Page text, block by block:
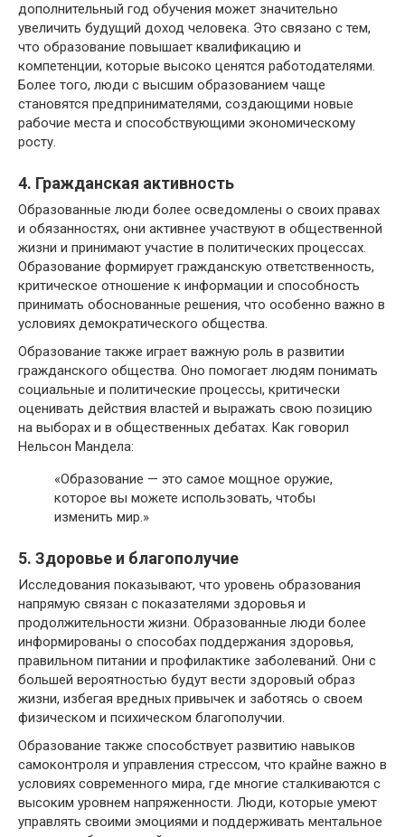
дополнительный год обучения может значительно
увеличить будущий доход человека. Это связано с тем,
что образование повышает квалификацию и
компетенции, которые высоко ценятся работодателями.
Более того, люди с высшим образованием чаще
становятся предпринимателями, создающими новые
рабочие места и способствующими экономическому
росту.
4. Гражданская активность
Образованные люди более осведомлены о своих правах
и обязанностях, они активнее участвуют в общественной
жизни и принимают участие в политических процессах.
Образование формирует гражданскую ответственность,
критическое отношение к информации и способность
принимать обоснованные решения, что особенно важно в
условиях демократического общества.
Образование также играет важную роль в развитии
гражданского общества. Оно помогает людям понимать
социальные и политические процессы, критически
оценивать действия властей и выражать свою позицию
на выборах и в общественных дебатах. Как говорил
Нельсон Мандела:
«Образование — это самое мощное оружие,
которое вы можете использовать, чтобы
изменить мир.»
5. Здоровье и благополучие
Исследования показывают, что уровень образования
напрямую связан с показателями здоровья и
продолжительности жизни. Образованные люди более
информированы о способах поддержания здоровья,
правильном питании и профилактике заболеваний. Они с
большей вероятностью будут вести здоровый образ
жизни, избегая вредных привычек и заботясь о своем
физическом и психическом благополучии.
Образование также способствует развитию навыков
самоконтроля и управления стрессом, что крайне важно в
условиях современного мира, где многие сталкиваются с
высоким уровнем напряженности. Люди, которые умеют
управлять своими эмоциями и поддерживать ментальное